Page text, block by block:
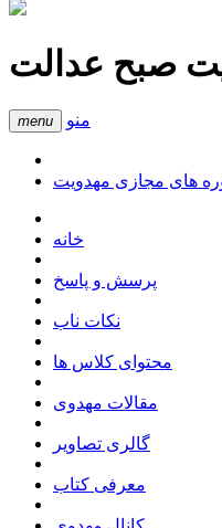
صبح عدالت
menu منو
های مجازی مهدویت
خانه
پرسش و پاسخ
نکات ناب
محتوای کلاس ها
مقالات مهدوی
گالری تصاویر
معرفی کتاب